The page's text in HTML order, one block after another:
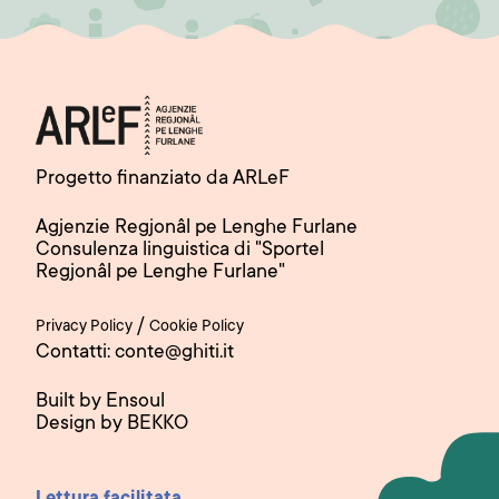
Progetto finanziato da ARLeF
Agjenzie Regjonâl pe Lenghe Furlane
Consulenza linguistica di "Sportel
Regjonâl pe Lenghe Furlane"
Privacy Policy / Cookie Policy
Contatti: conte@ghiti.it
Built by Ensoul
Design by BEKKO